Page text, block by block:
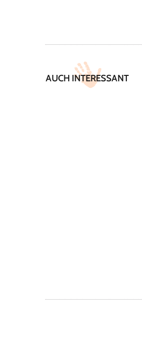
AUCH INTERESSANT